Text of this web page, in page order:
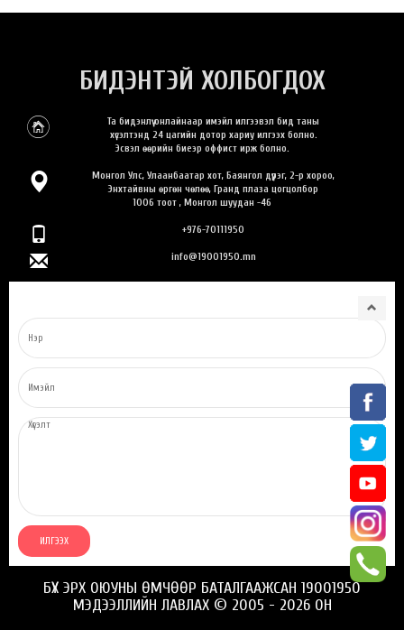
БИДЭНТЭЙ ХОЛБОГДОХ
Та бидэнлүү онлайнаар имэйл илгээвэл бид таны
хүсэлтэнд 24 цагийн дотор хариу илгээх болно.
Эсвэл өөрийн биеэр оффист ирж болно.
Монгол Улс, Улаанбаатар хот, Баянгол дүүрэг, 2-р хороо,
Энхтайвны өргөн чөлөө, Гранд плаза цогцолбор
1006 тоот , Монгол шуудан -46
+976-70111950
info@19001950.mn
БҮХ ЭРХ ОЮУНЫ ӨМЧӨӨР БАТАЛГААЖСАН 19001950
МЭДЭЭЛЛИЙН ЛАВЛАХ © 2005 - 2026 ОН